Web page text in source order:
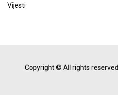
Vijesti
Copyright © All rights reserved.